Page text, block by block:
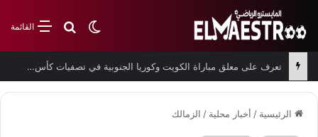
القائمةبحث عن
الوضع المظلم
تعرف على معلق مباراة الكويت وكوريا الجنوبية في تصفيات كأس العالم
الرئيسية / أخبار محلية / الزمالك